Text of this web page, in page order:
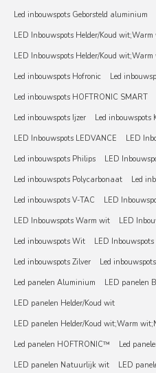
Led inbouwspots Geborsteld aluminium
LED Inbouwspots Helder/Koud
LED Inbouwspots Helder/Koud
Led inbouwspots Hofronic
Led
Led inbouwspots HOFTRONIC SMART
Led inbouwspots Ijzer
Led inbouwspots
LED Inbouwspots LEDVANCE
LED
Led inbouwspots Philips
LED
Led inbouwspots Polycarbonaat
Led
Led inbouwspots V-TAC
LED
LED Inbouwspots Warm wit
LED
Led inbouwspots Wit
LED
Led inbouwspots Zilver
Led
Led panelen Aluminium
LED panelen
LED panelen Helder/Koud wit
LED panelen Helder/Koud wit;Warm
Led panelen HOFTRONIC™
Led
LED panelen Natuurlijk wit
LED